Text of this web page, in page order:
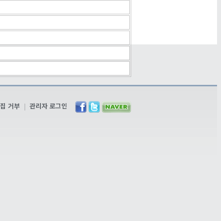
거부 | 관리자 로그인